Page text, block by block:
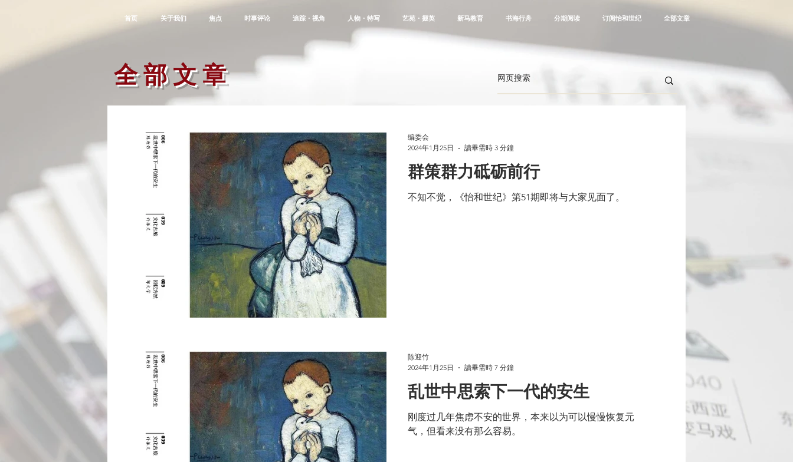
首页 关于我们 焦点 时事评论 追踪・视角 人物・特写 艺苑・掇英 新马教育 书海行舟 分期阅读 订阅怡和世纪 全部文章
全 部 文 章
群策群力砥砺前行
不知不觉，《怡和世纪》第51期即将与大家见面了。
编委会
2024年1月25日
讀畢需時 3 分鐘
乱世中思索下一代的安生
刚度过几年焦虑不安的世界，本来以为可以慢慢恢复元
气，但看来没有那么容易。
陈迎竹
2024年1月25日
讀畢需時 7 分鐘